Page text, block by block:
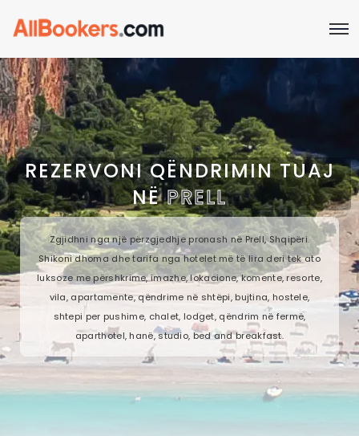
REZERVONI QËNDRIMIN TUAJ
NËPRELL
Zgjidhni nga një përzgjedhje pronash në Prell, Shqipëri.
Shikoni dhoma dhe tarifa nga hotelet më të lira deri tek ato
luksoze me përshkrime, imazhe, lokacione, komente, resorte,
vila, apartamente, qëndrime në shtëpi, bujtina, hostele,
shtepi per pushime, chalet, lodget, qëndrim në fermë,
aparthotel, hanë, studio, bed and breakfast.